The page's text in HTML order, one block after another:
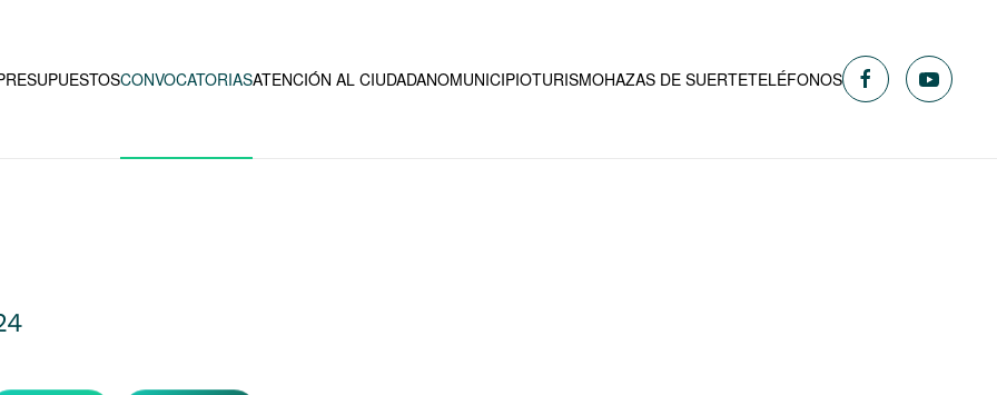
CONVOCATORIASATENCIÓN AL CIUDADANOMUNICIPIOTURISMOHAZAS DE SUERTETELÉFONOS